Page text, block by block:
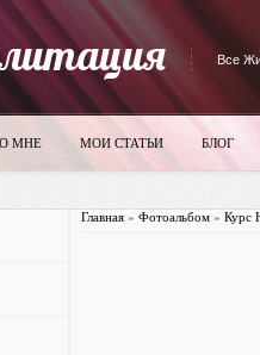
Все
МНЕ МОИ СТАТЬИ БЛОГ
Главная» Фотоальбом» Курс